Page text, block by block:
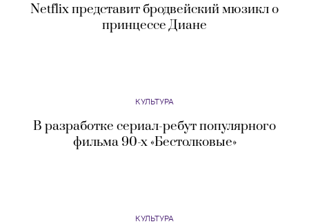
Netflix представит бродвейский мюзикл о
принцессе Диане
КУЛЬТУРА
В разработке сериал-ребут популярного
фильма 90-х «Бестолковые»
КУЛЬТУРА